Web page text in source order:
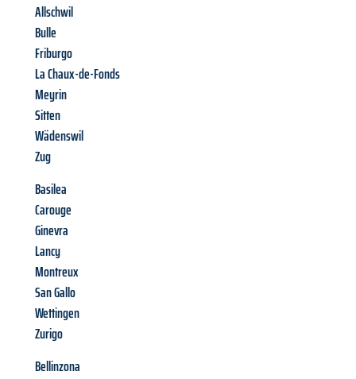
Allschwil
Bulle
Friburgo
La Chaux-de-Fonds
Meyrin
Sitten
Wädenswil
Zug
Basilea
Carouge
Ginevra
Lancy
Montreux
San Gallo
Wettingen
Zurigo
Bellinzona